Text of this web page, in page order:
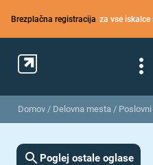
Brezplačna registracija za vse iskalce
Domov / Delovna mesta /
Poglej ostale oglase